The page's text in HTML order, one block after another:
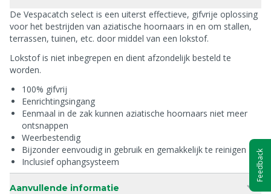
De Vespacatch select is een uiterst effectieve, gifvrije oplossing
voor het bestrijden van aziatische hoornaars in en om stallen,
terrassen, tuinen, etc. door middel van een lokstof.
Lokstof is niet inbegrepen en dient afzondelijk besteld te
worden.
100% gifvrij
Eenrichtingsingang
Eenmaal in de zak kunnen aziatische hoornaars niet meer
ontsnappen
Weerbestendig
Bijzonder eenvoudig in gebruik en gemakkelijk te reinigen
Inclusief ophangsysteem
Aanvullende informatie
Feedback